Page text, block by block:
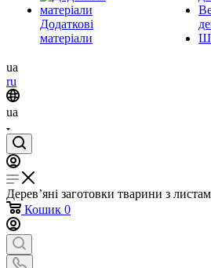
Додаткові
матеріали
ua
ru
ua
Дерев’яні заготовки тварини з
Кошик 0